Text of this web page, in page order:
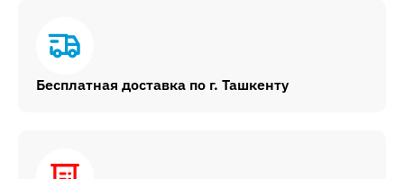
Бесплатная доставка по г. Ташкенту